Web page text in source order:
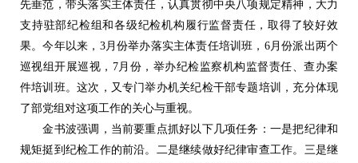
先垂范，带头落实主体责任，认真贯彻中央八项规定精神，大力
支持驻部纪检组和各级纪检机构履行监督责任，取得了较好效
果。今年以来，3月份举办落实主体责任培训班，6月份派出两个
巡视组开展巡视，7月份，举办纪检监察机构监督责任、查办案
件培训班。这次，又专门举办机关纪检干部专题培训，充分体现
了部党组对这项工作的关心与重视。
金书波强调，当前要重点抓好以下几项任务：一是把纪律和
规矩挺到纪检工作的前沿。二是继续做好纪律审查工作。三是继